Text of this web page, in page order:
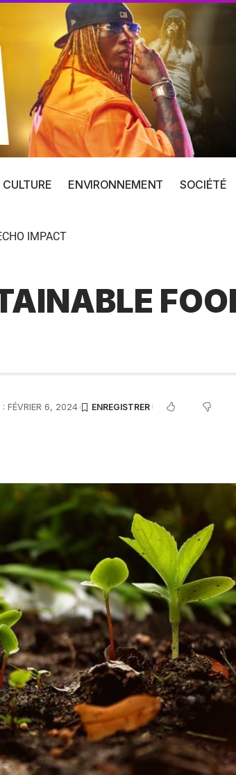
CULTURE ENVIRONNEMENT SOCIÉTÉ
IMPACT
: FÉVRIER 6, 2024